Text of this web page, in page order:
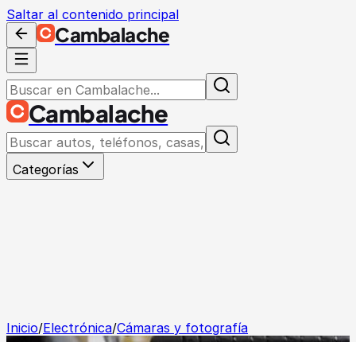
Saltar al contenido principal
Cambalache
Cambalache
Categorías
Inicio/Electrónica/Cámaras y fotografía